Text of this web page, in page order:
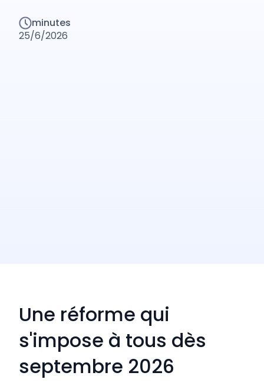
minutes
25/6/2026
Une réforme qui
s'impose à tous dès
septembre 2026